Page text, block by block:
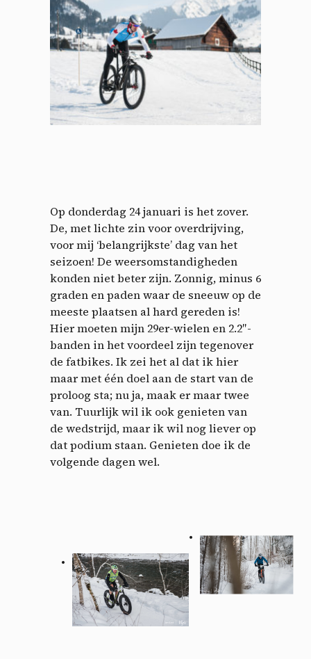
Op donderdag 24 januari is het zover.
De, met lichte zin voor overdrijving,
voor mij ‘belangrijkste’ dag van het
seizoen! De weersomstandigheden
konden niet beter zijn. Zonnig, minus 6
graden en paden waar de sneeuw op de
meeste plaatsen al hard gereden is!
Hier moeten mijn 29er-wielen en 2.2″-
banden in het voordeel zijn tegenover
de fatbikes. Ik zei het al dat ik hier
maar met één doel aan de start van de
proloog sta; nu ja, maak er maar twee
van. Tuurlijk wil ik ook genieten van
de wedstrijd, maar ik wil nog liever op
dat podium staan. Genieten doe ik de
volgende dagen wel.